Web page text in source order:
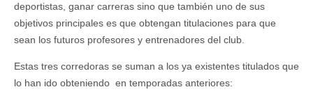
deportistas, ganar carreras sino que también uno de sus
objetivos principales es que obtengan titulaciones para que
sean los futuros profesores y entrenadores del club.
Estas tres corredoras se suman a los ya existentes titulados que
lo han ido obteniendo en temporadas anteriores: